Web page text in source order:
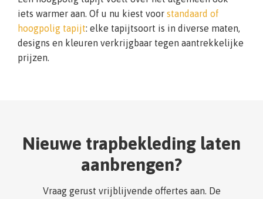
iets warmer aan. Of u nu kiest voor standaard of
hoogpolig tapijt: elke tapijtsoort is in diverse maten,
designs en kleuren verkrijgbaar tegen aantrekkelijke
prijzen.
Nieuwe trapbekleding laten
aanbrengen?
Vraag gerust vrijblijvende offertes aan. De